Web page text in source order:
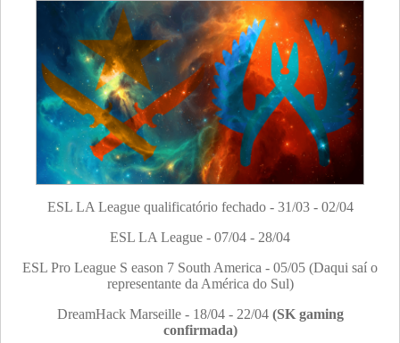
ESL LA League qualificatório fechado - 31/03 - 02/04
ESL LA League - 07/04 - 28/04
ESL Pro League S eason 7 South America - 05/05 (Daqui saí o
representante da América do Sul)
DreamHack Marseille - 18/04 - 22/04 (SK gaming
confirmada)